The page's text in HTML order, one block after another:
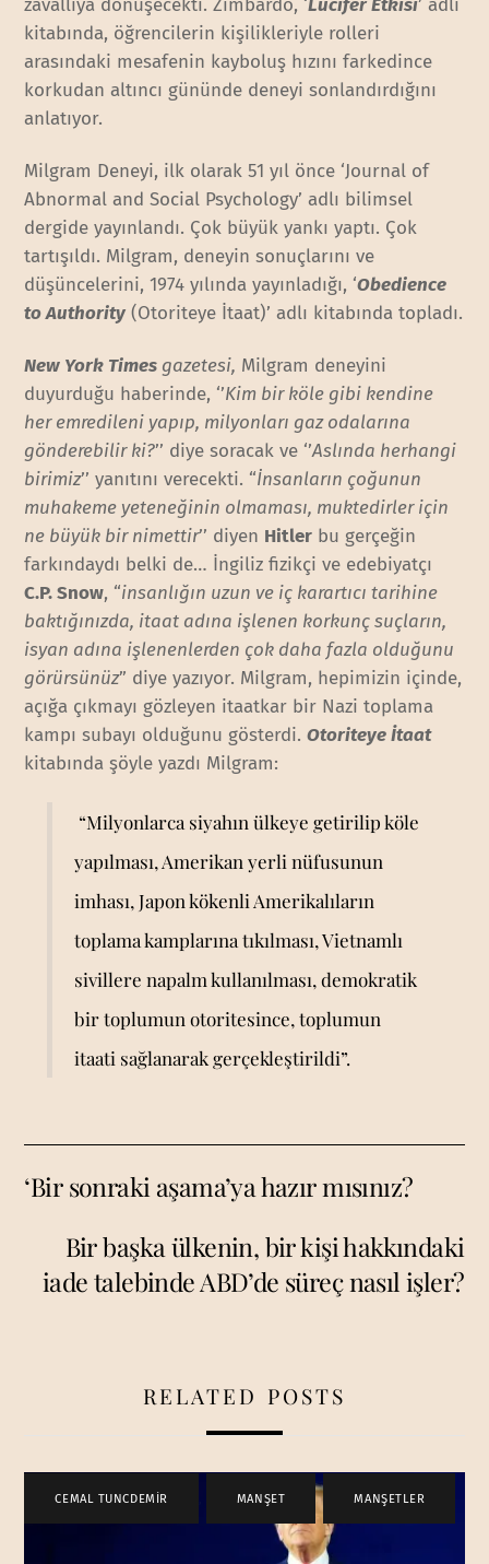
zavallıya dönüşecekti. Zimbardo, ‘Lucifer Etkisi’ adlı
kitabında, öğrencilerin kişilikleriyle rolleri
arasındaki mesafenin kayboluş hızını farkedince
korkudan altıncı gününde deneyi sonlandırdığını
anlatıyor.
Milgram Deneyi, ilk olarak 51 yıl önce ‘Journal of
Abnormal and Social Psychology’ adlı bilimsel
dergide yayınlandı. Çok büyük yankı yaptı. Çok
tartışıldı. Milgram, deneyin sonuçlarını ve
düşüncelerini, 1974 yılında yayınladığı, ‘Obedience
to Authority (Otoriteye İtaat)’ adlı kitabında topladı.
New York Times gazetesi, Milgram deneyini
duyurduğu haberinde, ‘’Kim bir köle gibi kendine
her emredileni yapıp, milyonları gaz odalarına
gönderebilir ki?’’ diye soracak ve ‘’Aslında herhangi
birimiz’’ yanıtını verecekti. “İnsanların çoğunun
muhakeme yeteneğinin olmaması, muktedirler için
ne büyük bir nimettir’’ diyen Hitler bu gerçeğin
farkındaydı belki de… İngiliz fizikçi ve edebiyatçı
C.P. Snow, “insanlığın uzun ve iç karartıcı tarihine
baktığınızda, itaat adına işlenen korkunç suçların,
isyan adına işlenenlerden çok daha fazla olduğunu
görürsünüz” diye yazıyor. Milgram, hepimizin içinde,
açığa çıkmayı gözleyen itaatkar bir Nazi toplama
kampı subayı olduğunu gösterdi.Otoriteye İtaat
kitabında şöyle yazdı Milgram:
“Milyonlarca siyahın ülkeye getirilip köle
yapılması, Amerikan yerli nüfusunun
imhası, Japon kökenli Amerikalıların
toplama kamplarına tıkılması, Vietnamlı
sivillere napalm kullanılması, demokratik
bir toplumun otoritesince, toplumun
itaati sağlanarak gerçekleştirildi”.
‘Bir sonraki aşama’ya hazır mısınız?
Bir başka ülkenin, bir kişi hakkındaki
iade talebinde ABD’de süreç nasıl işler?
RELATED POSTS
CEMAL TUNCDEMİR MANŞET , MANŞETLER